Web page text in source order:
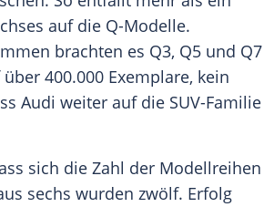
auf die Q-Modelle.
brachten es Q3, Q5 und Q7
400.000 Exemplare, kein
Audi weiter auf die SUV-Familie
sich die Zahl der Modellreihen
sechs wurden zwölf. Erfolg